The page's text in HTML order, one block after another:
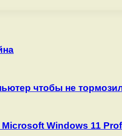
чтобы не
Windows 11